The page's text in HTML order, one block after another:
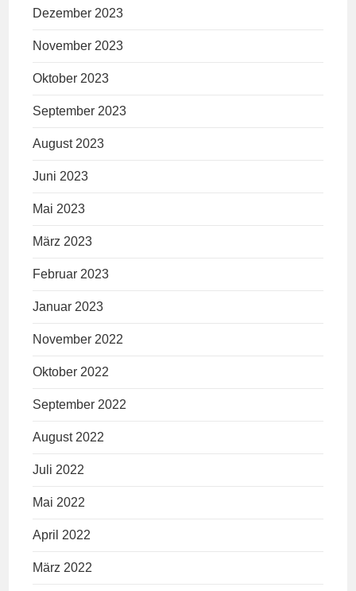
Dezember 2023
November 2023
Oktober 2023
September 2023
August 2023
Juni 2023
Mai 2023
März 2023
Februar 2023
Januar 2023
November 2022
Oktober 2022
September 2022
August 2022
Juli 2022
Mai 2022
April 2022
März 2022